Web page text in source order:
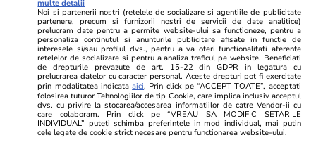
Maramureș
Rezultate Evaluarea Națională 2026
Mehedinți
Rezultate Evaluarea Națională 2026 Mureș
Rezultate Evaluarea Națională 2026 Neamț
Rezultate Evaluarea Națională 2026 Olt
multe detalii
Noi si partenerii nostri (retelele de socializare si agentiile de publicitate
partenere, precum si furnizorii nostri de servicii de date analitice)
prelucram date pentru a permite website-ului sa functioneze, pentru a
personaliza continutul si anunturile publicitare afisate in functie de
interesele si/sau profilul dvs., pentru a va oferi functionalitati aferente
retelelor de socializare si pentru a analiza traficul pe website. Beneficiati
de drepturile prevazute de art. 15-22 din GDPR in legatura cu
prelucrarea datelor cu caracter personal. Aceste drepturi pot fi exercitate
prin modalitatea indicataaici. Prin click pe “ACCEPT TOATE”, acceptati
folosirea tuturor Tehnologiilor de tip Cookie, care implica inclusiv acceptul
dvs. cu privire la stocarea/accesarea informatiilor de catre Vendor-ii cu
care colaboram. Prin click pe “VREAU SA MODIFIC SETARILE
INDIVIDUAL” puteti schimba preferintele in mod individual, mai putin
cele legate de cookie strict necesare pentru functionarea website-ului.